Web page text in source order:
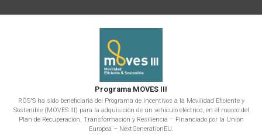
Programa MOVES III
RÖS'S ha sido beneficiaria del Programa de Incentivos a la Movilidad Eficiente y
Sostenible (MOVES III) para la adquisición de un vehículo eléctrico, en el marco del
Plan de Recuperación, Transformación y Resiliencia – Financiado por la Unión
Europea – NextGenerationEU.